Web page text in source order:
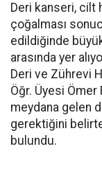
Deri kanseri, cilt
çoğalması
edildiğinde
arasında yer
Deri ve Zührevi
Öğr. Üyesi
meydana gelen
gerektiğini
bulundu.